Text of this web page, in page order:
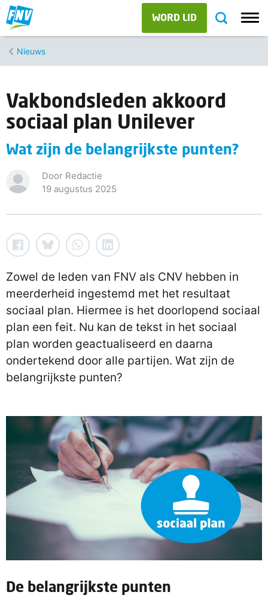
WORD LID
Nieuws
Vakbondsleden akkoord
sociaal plan Unilever
Wat zijn de belangrijkste punten?
Door Redactie
19 augustus 2025
Zowel de leden van FNV als CNV hebben in
meerderheid ingestemd met het resultaat
sociaal plan. Hiermee is het doorlopend sociaal
plan een feit. Nu kan de tekst in het sociaal
plan worden geactualiseerd en daarna
ondertekend door alle partijen. Wat zijn de
belangrijkste punten?
De belangrijkste punten